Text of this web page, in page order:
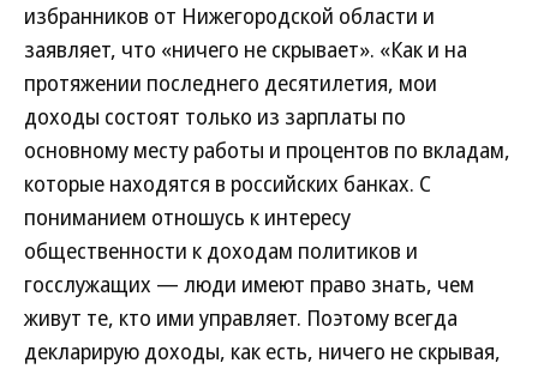
избранников от Нижегородской области и
заявляет, что «ничего не скрывает». «Как и на
протяжении последнего десятилетия, мои
доходы состоят только из зарплаты по
основному месту работы и процентов по вкладам,
которые находятся в российских банках. С
пониманием отношусь к интересу
общественности к доходам политиков и
госслужащих — люди имеют право знать, чем
живут те, кто ими управляет. Поэтому всегда
декларирую доходы, как есть, ничего не скрывая,